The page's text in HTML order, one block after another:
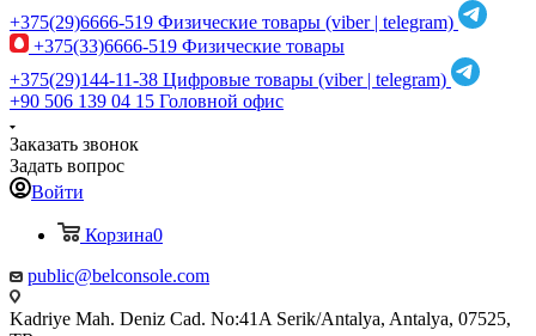
+375(29)6666-519 Физические товары (viber | telegram)
+375(33)6666-519 Физические товары
+375(29)144-11-38 Цифровые товары (viber | telegram)
+90 506 139 04 15 Головной офис
Заказать звонок
Задать вопрос
Войти
Корзина0
public@belconsole.com
Kadriye Mah. Deniz Cad. No:41A Serik/Antalya, Antalya, 07525,